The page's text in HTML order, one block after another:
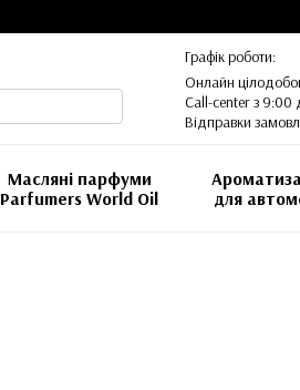
Графік роботи:
Онлайн
Call-center з 9:00
Відправки
Масляні парфуми
Parfumers World Oil
для